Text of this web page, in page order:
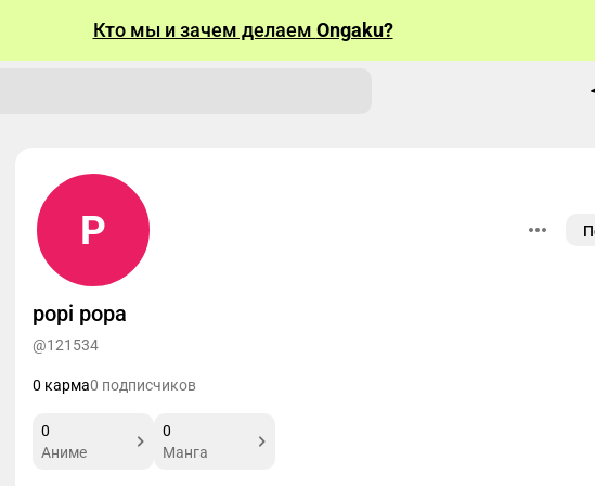
Кто мы и зачем делаем Ongaku?
P
popi popa
@121534
0 карма0 подписчиков
0
Аниме
0
Манга